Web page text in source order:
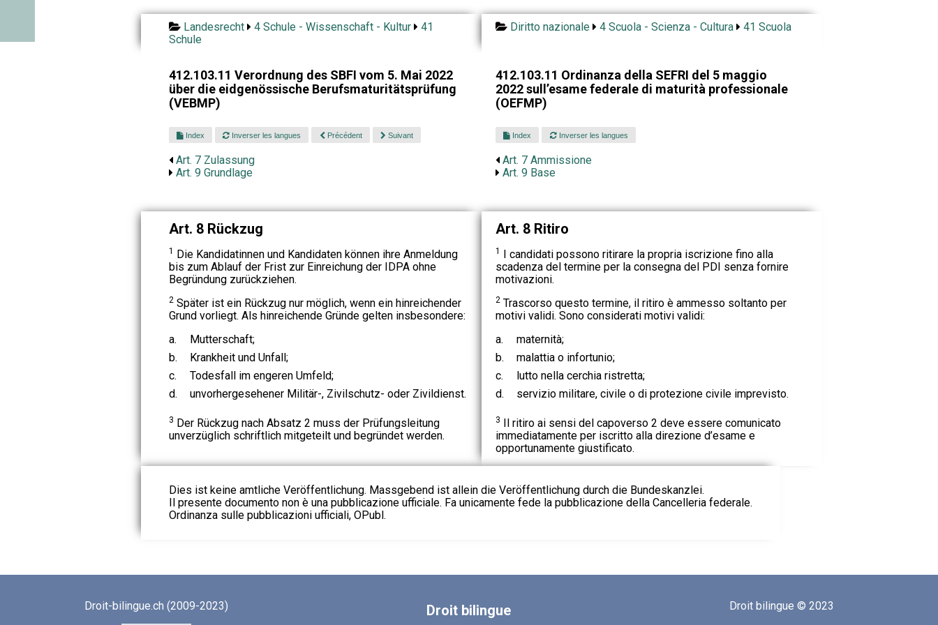
Landesrecht 4 Schule - Wissenschaft - Kultur
41
Schule
Diritto nazionale 4 Scuola - Scienza - Cultura 41 Scuola
412.103.11 Verordnung des SBFI vom 5. Mai 2022
über die eidgenössische Berufsmaturitätsprüfung
(VEBMP)
412.103.11 Ordinanza della SEFRI del 5 maggio
2022 sull’esame federale di maturità professionale
(OEFMP)
Index Inverser les langues Précédent Suivant
Art. 7 Zulassung
Art. 9 Grundlage
Index Inverser les langues
Art. 7 Ammissione
Art. 9 Base
Art. 8 Rückzug
1 Die Kandidatinnen und Kandidaten können ihre Anmeldung
bis zum Ablauf der Frist zur Einreichung der IDPA ohne
Begründung zurückziehen.
2Später ist ein Rückzug nur möglich, wenn ein hinreichender
Grund vorliegt. Als hinreichende Gründe gelten insbesondere:
a.
Mutterschaft;
b.
Krankheit und Unfall;
c.
Todesfall im engeren Umfeld;
d.
unvorhergesehener Militär-, Zivilschutz- oder Zivildienst.
3 Der Rückzug nach Absatz 2 muss der Prüfungsleitung
unverzüglich schriftlich mitgeteilt und begründet werden.
Art. 8 Ritiro
1 I candidati possono ritirare la propria iscrizione fino alla
scadenza del termine per la consegna del PDI senza fornire
motivazioni.
2Trascorso questo termine, il ritiro è ammesso soltanto per
motivi validi. Sono considerati motivi validi:
a.
maternità;
b.
malattia o infortunio;
c.
lutto nella cerchia ristretta;
d.
servizio militare, civile o di protezione civile imprevisto.
3 Il ritiro ai sensi del capoverso 2 deve essere comunicato
immediatamente per iscritto alla direzione d’esame e
opportunamente giustificato.
Dies ist keine amtliche Veröffentlichung. Massgebend ist allein die Veröffentlichung durch die Bundeskanzlei.
Il presente documento non è una pubblicazione ufficiale. Fa unicamente fede la pubblicazione della Cancelleria federale.
Ordinanza sulle pubblicazioni ufficiali, OPubl.
Droit-bilingue.ch (2009-2023) Droit bilingue Droit bilingue © 2023